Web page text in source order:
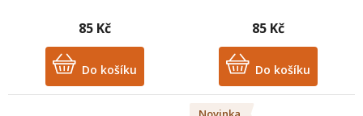
85 Kč
Do košíku
85 Kč
Do košíku